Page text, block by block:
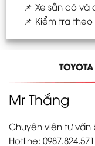
📌 Xe sẵn có và
📌 Kiểm tra
Mr Thắng
Chuyên viên tư vấn
Hotline: 0987.824.571